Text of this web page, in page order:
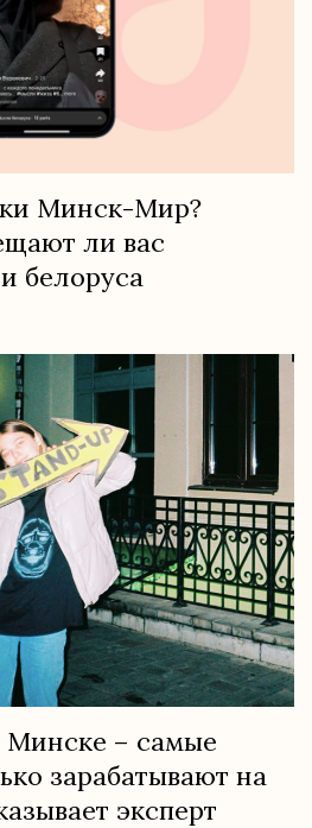
Минск-Мир?
ли вас
белоруса
Минске – самые
зарабатывают на
эксперт